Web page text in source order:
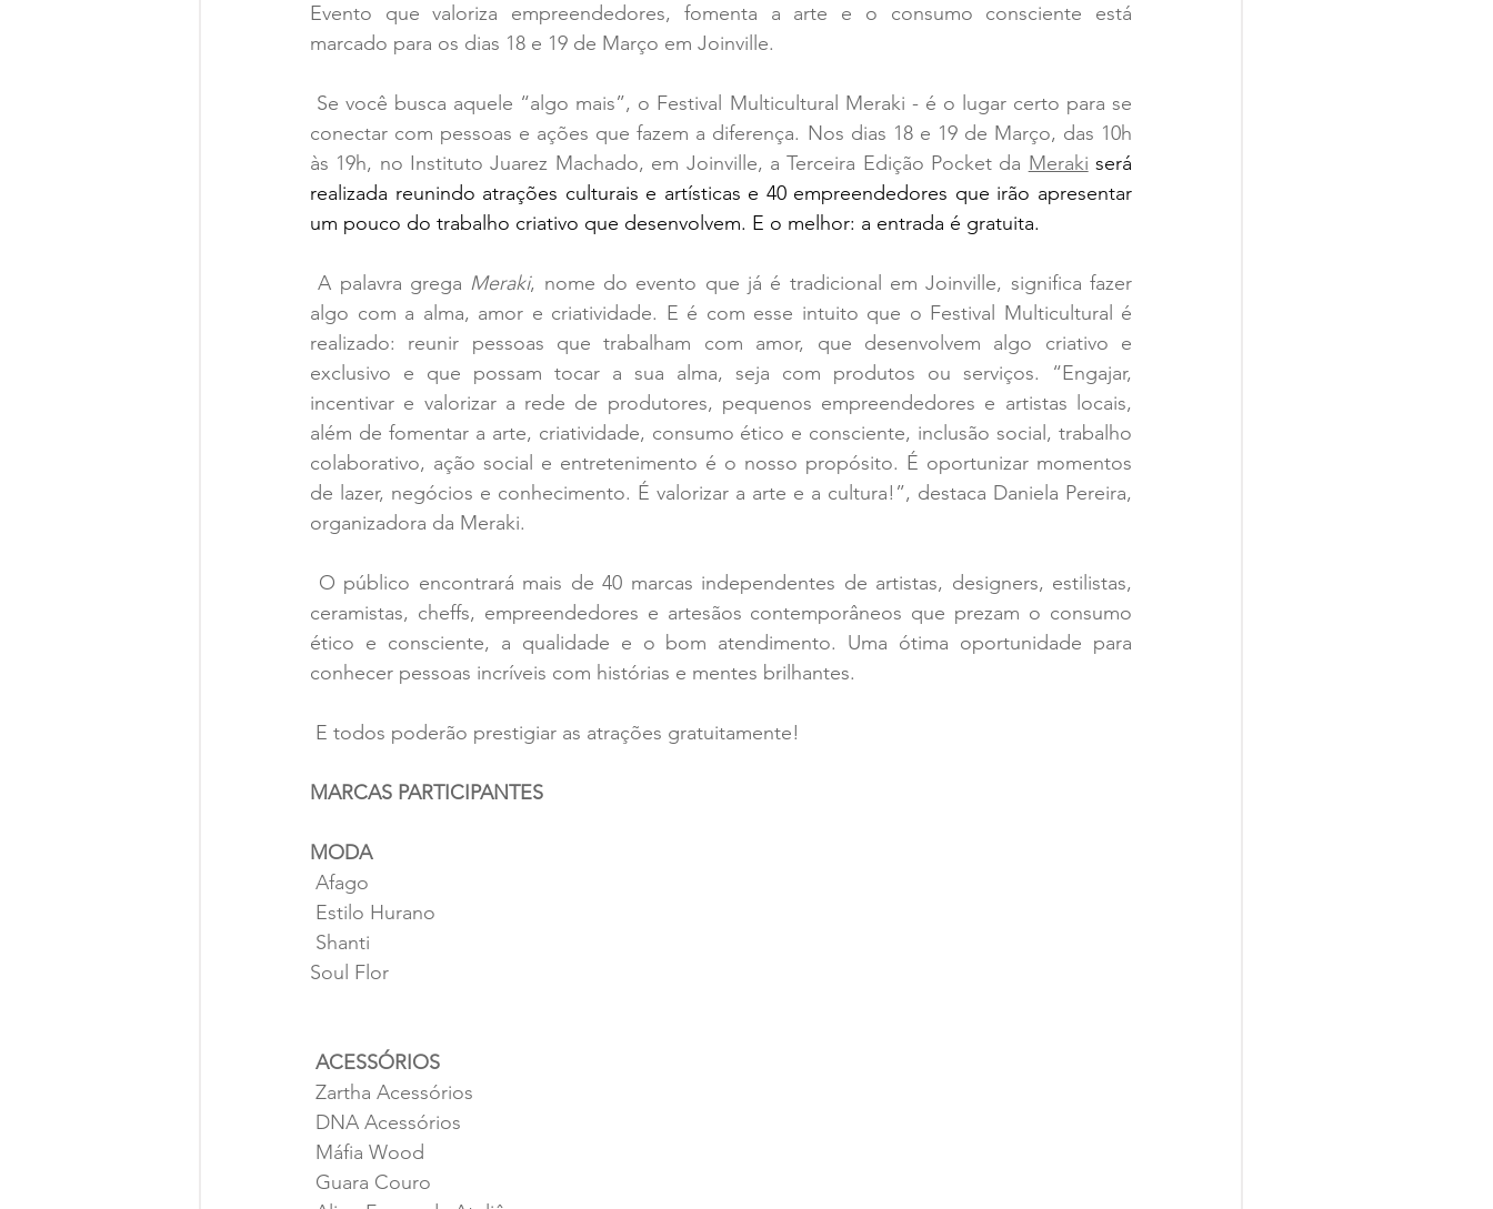
Evento que valoriza empreendedores, fomenta a arte e o consumo consciente está
marcado para os dias 18 e 19 de Março em Joinville.
conectar com pessoas e ações que fazem a diferença. Nos dias 18 e 19 de Março, das 10h
às 19h, no Instituto Juarez Machado, em Joinville, a Terceira Edição Pocket da Meraki será
realizada reunindo atrações culturais e artísticas e 40 empreendedores que irão apresentar
um pouco do trabalho criativo que desenvolvem. E o melhor: a entrada é gratuita.
A palavra grega Meraki, nome do evento que já é tradicional em Joinville, significa fazer
algo com a alma, amor e criatividade. E é com esse intuito que o Festival Multicultural é
realizado: reunir pessoas que trabalham com amor, que desenvolvem algo criativo e
exclusivo e que possam tocar a sua alma, seja com produtos ou serviços. “Engajar,
incentivar e valorizar a rede de produtores, pequenos empreendedores e artistas locais,
além de fomentar a arte, criatividade, consumo ético e consciente, inclusão social, trabalho
colaborativo, ação social e entretenimento é o nosso propósito. É oportunizar momentos
de lazer, negócios e conhecimento. É valorizar a arte e a cultura!”, destaca Daniela Pereira,
organizadora da Meraki.
ceramistas, cheffs, empreendedores e artesãos contemporâneos que prezam o consumo
ético e consciente, a qualidade e o bom atendimento. Uma ótima oportunidade para
conhecer pessoas incríveis com histórias e mentes brilhantes.
E todos poderão prestigiar as atrações gratuitamente!
MARCAS PARTICIPANTES
MODA
Afago
Estilo Hurano
Shanti
Soul Flor
ACESSÓRIOS
Zartha Acessórios
DNA Acessórios
Máfia Wood
Guara Couro